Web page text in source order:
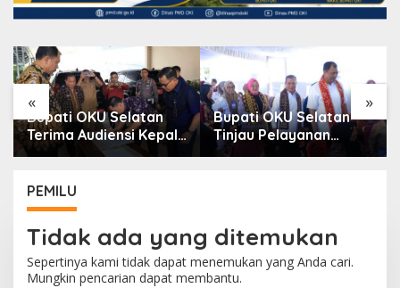
« »
Bupati OKU Selatan
Terima Audiensi Kepala
Samsat, Perkuat
Pendapatan Daerah
Bupati OKU Selatan
Tinjau Pelayanan
Kesehatan Gratis Di
Pemerintah Kepada
Masyarakat
PEMILU
Tidak ada yang ditemukan
Sepertinya kami tidak dapat menemukan yang Anda cari.
Mungkin pencarian dapat membantu.